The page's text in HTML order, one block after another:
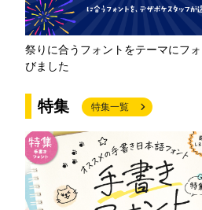
祭りに合うフォントをテーマにフ
びました
特集 特集一覧